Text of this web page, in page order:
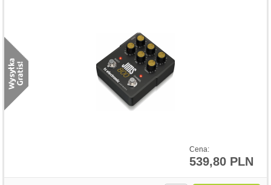
Cena:
539,80 PLN